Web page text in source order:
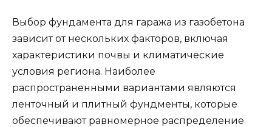
Выбор фундамента для гаража из газобетона
зависит от нескольких факторов, включая
характеристики почвы и климатические
условия региона. Наиболее
распространенными вариантами являются
ленточный и плитный фундменты, которые
обеспечивают равномерное распределение